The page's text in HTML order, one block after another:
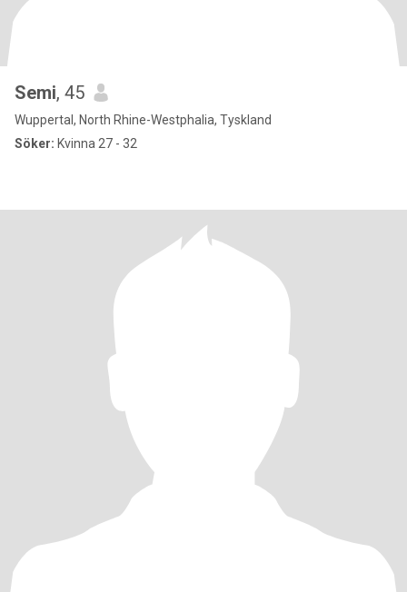
Semi, 45
Wuppertal, North Rhine-Westphalia, Tyskland
Söker: Kvinna 27 - 32